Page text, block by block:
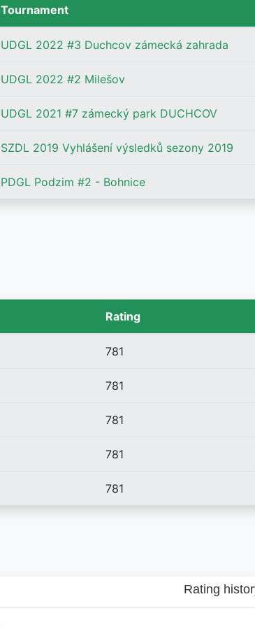
Tournament
UDGL 2022 #3 Duchcov zámecká zahrada
UDGL 2022 #2 Milešov
UDGL 2021 #7 zámecký park DUCHCOV
SZDL 2019 Vyhlášení výsledků sezony 2019
PDGL Podzim #2 - Bohnice
Rating
781
781
781
781
781
Rating